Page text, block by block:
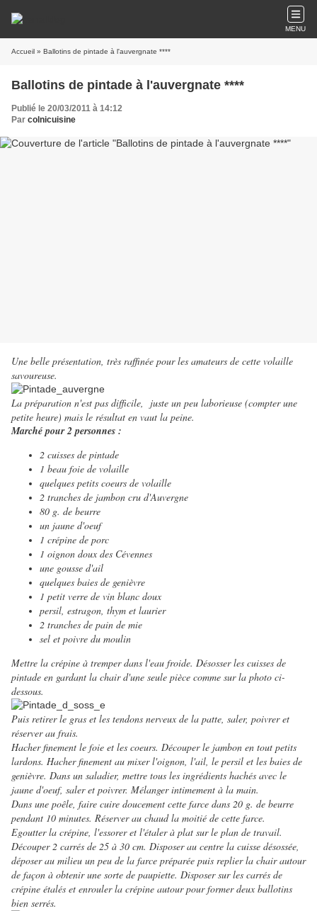
MENU
Accueil » Ballotins de pintade à l'auvergnate ****
Ballotins de pintade à l'auvergnate ****
Publié le 20/03/2011 à 14:12
Par colnicuisine
Une belle présentation, très raffinée pour les amateurs de cette volaille
savoureuse.
La préparation n'est pas difficile, juste un peu laborieuse (compter une
petite heure) mais le résultat en vaut la peine.
Marché pour 2 personnes :
2 cuisses de pintade
1 beau foie de volaille
quelques petits coeurs de volaille
2 tranches de jambon cru d'Auvergne
80 g. de beurre
un jaune d'oeuf
1 crépine de porc
1 oignon doux des Cévennes
une gousse d'ail
quelques baies de genièvre
1 petit verre de vin blanc doux
persil, estragon, thym et laurier
2 tranches de pain de mie
sel et poivre du moulin
Mettre la crépine à tremper dans l'eau froide. Désosser les cuisses de
pintade en gardant la chair d'une seule pièce comme sur la photo ci-
dessous.
Puis retirer le gras et les tendons nerveux de la patte, saler, poivrer et
réserver au frais.
Hacher finement le foie et les coeurs. Découper le jambon en tout petits
lardons. Hacher finement au mixer l'oignon, l'ail, le persil et les baies de
genièvre. Dans un saladier, mettre tous les ingrédients hachés avec le
jaune d'oeuf, saler et poivrer. Mélanger intimement à la main.
Dans une poêle, faire cuire doucement cette farce dans 20 g. de beurre
pendant 10 minutes. Réserver au chaud la moitié de cette farce.
Egoutter la crépine, l'essorer et l'étaler à plat sur le plan de travail.
Découper 2 carrés de 25 à 30 cm. Disposer au centre la cuisse désossée,
déposer au milieu un peu de la farce préparée puis replier la chair autour
de façon à obtenir une sorte de paupiette. Disposer sur les carrés de
crépine étalés et enrouler la crépine autour pour former deux ballotins
bien serrés.